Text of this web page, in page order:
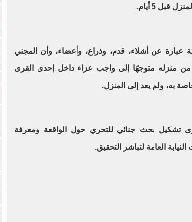
قبل 5 أيام.
عبارة عن أشلاء، قدم، وذراع، وأعضاء، وأن المجني
منزله متوجهًا إلى واجب عزاء داخل إحدى القرى
به، ولم يعد إلى المنزل.
تشكيل بحث جنائي للتحري حول الواقعة ومعرفة
العامة لتباشر التحقيق.‎